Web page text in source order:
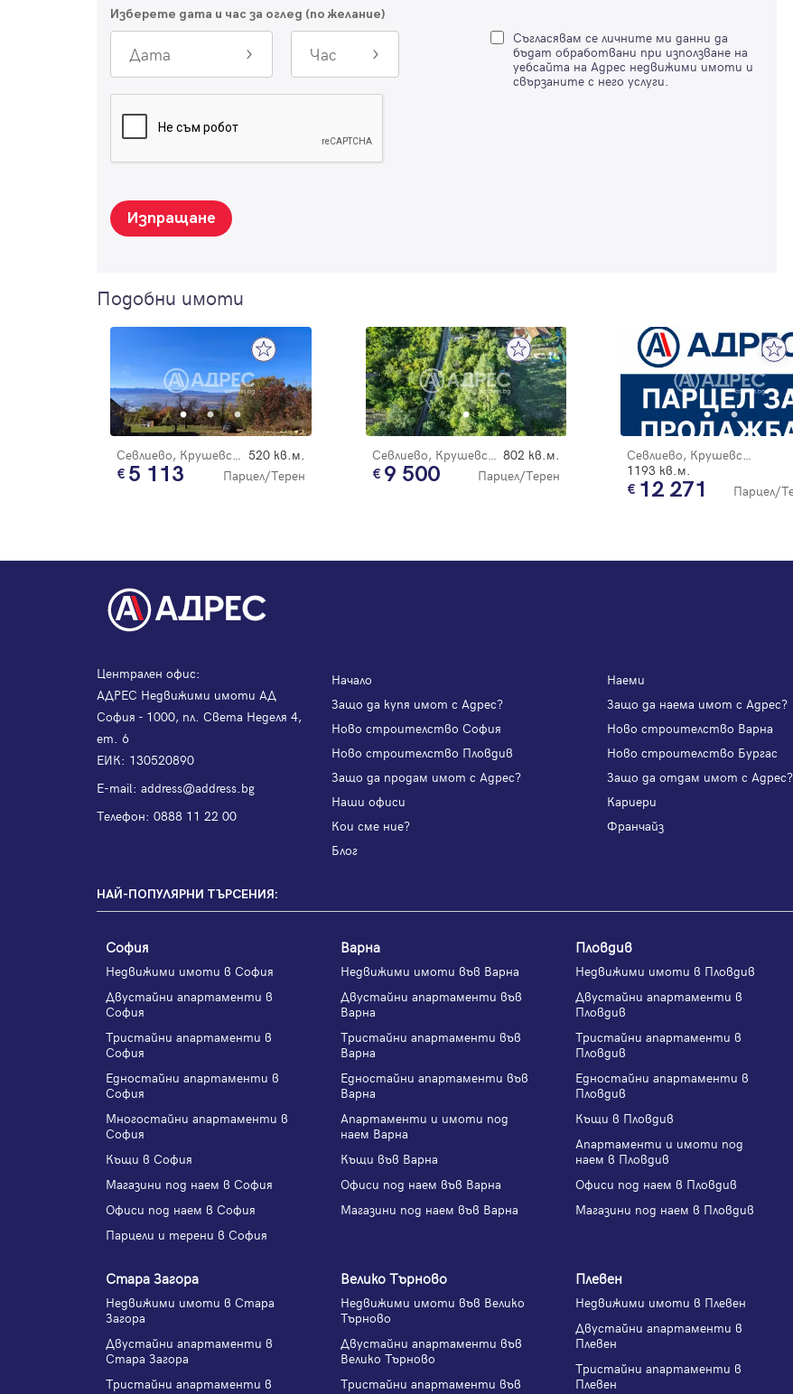
Изберете дата и час за оглед (по желание)
Дата Час
Съгласявам се личните ми данни да
бъдат обработвани при използване на
уебсайта на Адрес недвижими имоти и
свързаните с него услуги.
Изпращане
Подобни имоти
520 кв.м.
5 113 Парцел/Терен
802 кв.м.
9 500 Парцел/Терен
1193 кв.м.
12 271 Парцел/
Централен офис:
АДРЕС Недвижими имоти АД
София - 1000, пл. Света Неделя 4,
ет. 6
ЕИК: 130520890
Е-mail: address@address.bg
Телефон: 0888 11 22 00
Начало
Наеми
Защо да купя имот с Адрес?
Защо да наема имот с Адрес?
Ново строителство София
Ново строителство Варна
Ново строителство Пловдив
Ново строителство Бургас
Защо да продам имот с Адрес?
Защо да отдам имот с Адрес?
Наши офиси
Кариери
Кои сме ние?
Франчайз
Блог
НАЙ-ПОПУЛЯРНИ ТЪРСЕНИЯ:
София
Недвижими имоти в София
Двустайни апартаменти в
София
Тристайни апартаменти в
София
Едностайни апартаменти в
София
Многостайни апартаменти в
София
Къщи в София
Магазини под наем в София
Офиси под наем в София
Парцели и терени в София
Варна
Недвижими имоти във Варна
Двустайни апартаменти във
Варна
Тристайни апартаменти във
Варна
Едностайни апартаменти във
Варна
Апартаменти и имоти под
наем Варна
Къщи във Варна
Офиси под наем във Варна
Магазини под наем във Варна
Пловдив
Недвижими имоти в Пловдив
Двустайни апартаменти в
Пловдив
Тристайни апартаменти в
Пловдив
Едностайни апартаменти в
Пловдив
Къщи в Пловдив
Апартаменти и имоти под
наем в Пловдив
Офиси под наем в Пловдив
Магазини под наем в Пловдив
Стара Загора
Недвижими имоти в Стара
Загора
Двустайни апартаменти в
Стара Загора
Тристайни апартаменти в
Велико Търново
Недвижими имоти във Велико
Търново
Двустайни апартаменти във
Велико Търново
Тристайни апартаменти във
Плевен
Недвижими имоти в Плевен
Двустайни апартаменти в
Плевен
Тристайни апартаменти в
Плевен